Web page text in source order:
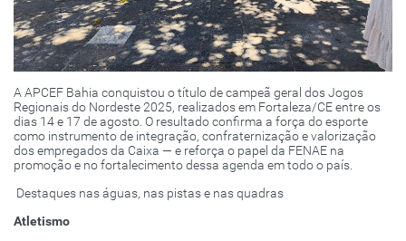
A APCEF Bahia conquistou o título de campeã geral dos Jogos
Regionais do Nordeste 2025, realizados em Fortaleza/CE entre os
dias 14 e 17 de agosto. O resultado confirma a força do esporte
como instrumento de integração, confraternização e valorização
dos empregados da Caixa — e reforça o papel da FENAE na
promoção e no fortalecimento dessa agenda em todo o país.
Destaques nas águas, nas pistas e nas quadras
Atletismo